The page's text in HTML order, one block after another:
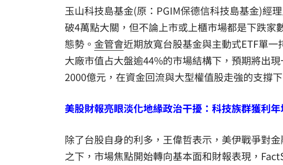
玉山科技島基金(原：PGIM保德信科技島基金)經
破4萬點大關，但不論上市或上櫃市場都是下跌
態勢。 金管會近期放寬台股基金與主動式ETF單
大廠市值占大盤逾44%的市場結構下，預期將出
2000億元，在資金回流與大型權值股走強的支撐
美股財報亮眼淡化地緣政治干擾：科技族群獲利
除了台股自身的利多，王偉哲表示，美伊戰爭對
之下，市場焦點開始轉向基本面和財報表現，